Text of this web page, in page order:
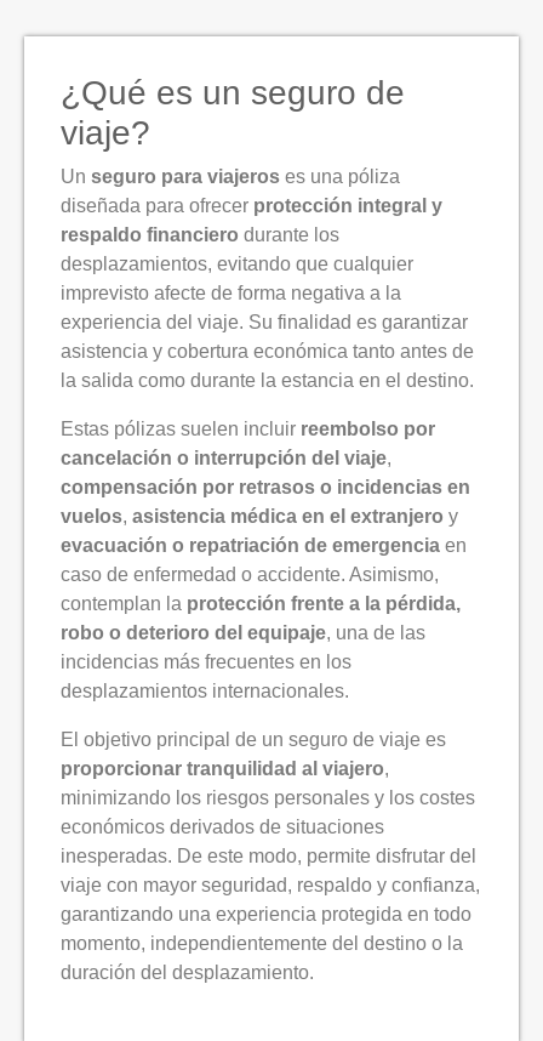
¿Qué es un seguro de
viaje?
Un seguro para viajeros es una póliza
diseñada para ofrecer protección integral y
respaldo financiero durante los
desplazamientos, evitando que cualquier
imprevisto afecte de forma negativa a la
experiencia del viaje. Su finalidad es garantizar
asistencia y cobertura económica tanto antes de
la salida como durante la estancia en el destino.
Estas pólizas suelen incluir reembolso por
cancelación o interrupción del viaje,
compensación por retrasos o incidencias en
vuelos, asistencia médica en el extranjero y
evacuación o repatriación de emergencia en
caso de enfermedad o accidente. Asimismo,
contemplan la protección frente a la pérdida,
robo o deterioro del equipaje, una de las
incidencias más frecuentes en los
desplazamientos internacionales.
El objetivo principal de un seguro de viaje es
proporcionar tranquilidad al viajero,
minimizando los riesgos personales y los costes
económicos derivados de situaciones
inesperadas. De este modo, permite disfrutar del
viaje con mayor seguridad, respaldo y confianza,
garantizando una experiencia protegida en todo
momento, independientemente del destino o la
duración del desplazamiento.